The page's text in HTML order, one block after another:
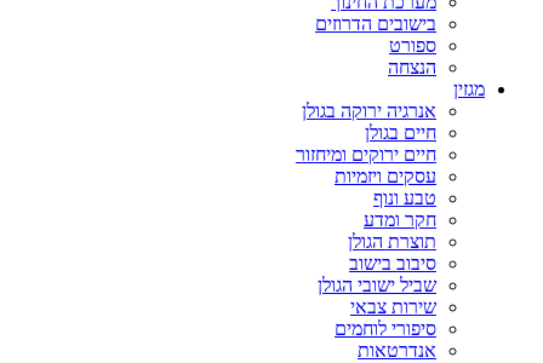
בישובים הדרוזים
ספורט
הנצחה
מגזין
אנרגיה ירוקה בגולן
חיים בגולן
חיים ירוקים ומיחזור
עסקים ויזמיות
טבע ונוף
חקר ומדע
תוצרת הגולן
סיבוב בישוב
שביל ישובי הגולן
שירות צבאי
סיפורי לוחמים
אנדרטאות